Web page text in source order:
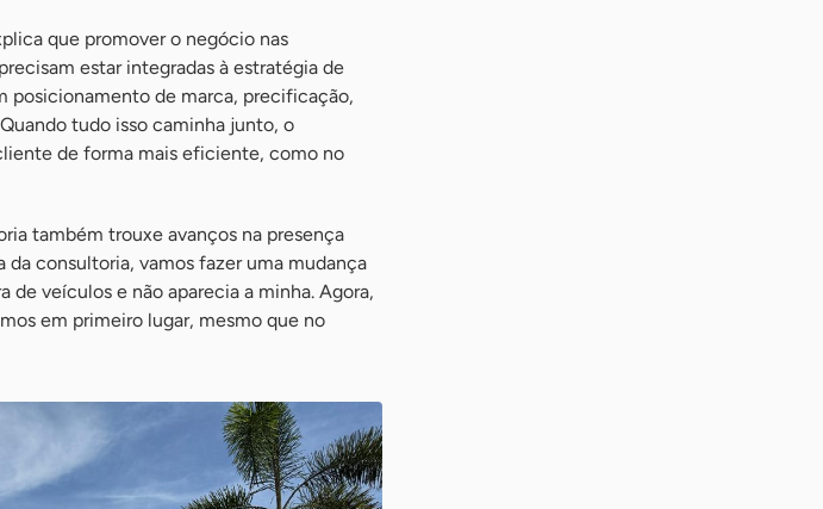
que promover o negócio nas
estar integradas à estratégia de
posicionamento de marca, precificação,
tudo isso caminha junto, o
de forma mais eficiente, como no
também trouxe avanços na presença
da consultoria, vamos fazer uma mudança
de veículos e não aparecia a minha. Agora,
em primeiro lugar, mesmo que no